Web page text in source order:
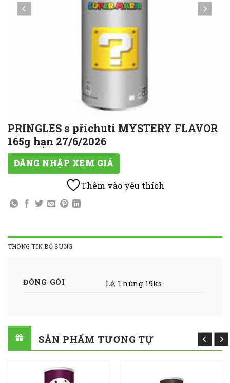
PRINGLES s příchutí MYSTERY FLAVOR
165g hạn 27/6/2026
ĐĂNG NHẬP XEM GIÁ
Thêm vào yêu thích
THÔNG TIN BỔ SUNG
ĐÓNG GÓI Lẻ,Thùng 19ks
SẢN PHẨM TƯƠNG TỰ